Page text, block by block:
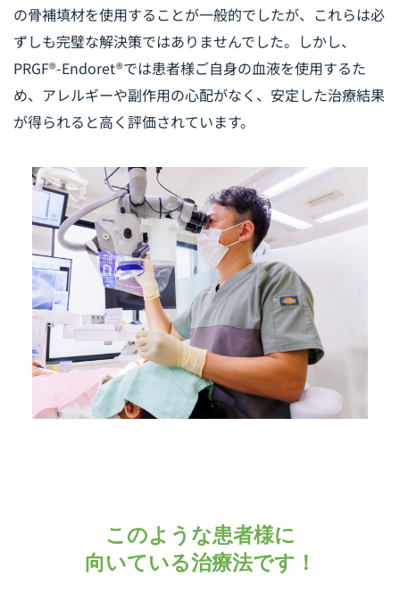
の骨補填材を使用することが一般的でしたが、これらは必
ずしも完璧な解決策ではありませんでした。しかし、
PRGF®-Endoret®では患者様ご自身の血液を使用するた
め、アレルギーや副作用の心配がなく、安定した治療結果
が得られると高く評価されています。
このような患者様に
向いている治療法です！